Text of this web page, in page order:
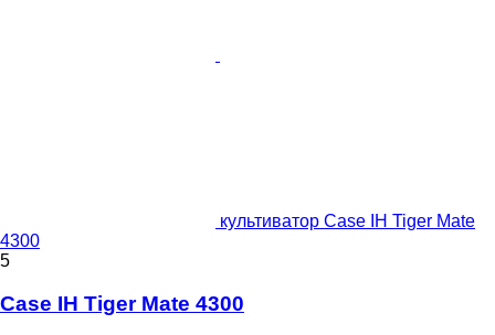
культиватор Case IH Tiger Mate
4300
5
Case IH Tiger Mate 4300